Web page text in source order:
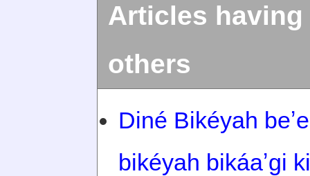
Articles
others
Diné Bikéyah
bikéyah bikáaʼgi